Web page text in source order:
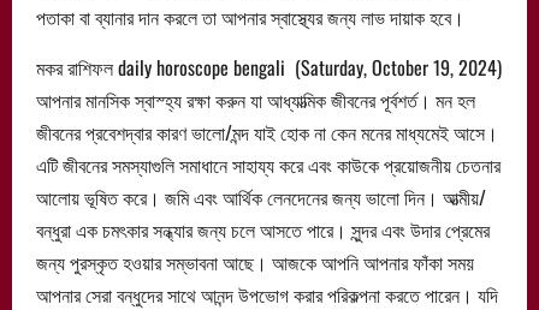
পতাকা বা ব্যানার দান করলে তা আপনার স্বাস্থ্যের জন্য লাভ দায়াক হবে।
মকর রাশিফল daily horoscope bengali (Saturday, October 19, 2024)
আপনার মানসিক স্বাস্হ্য রক্ষা করুন যা আধ্যাত্মিক জীবনের পূর্বশর্ত। মন হল
জীবনের প্রবেশদ্বার কারণ ভালো/মন্দ যাই হোক না কেন মনের মাধ্যমেই আসে।
এটি জীবনের সমস্যাগুলি সমাধানে সাহায্য করে এবং কাউকে প্রয়োজনীয় চেতনার
আলোয় ভূষিত করে। জমি এবং আর্থিক লেনদেনের জন্য ভালো দিন। আত্মীয়/
বন্ধুরা এক চমৎকার সন্ধ্যার জন্য চলে আসতে পারে। সুন্দর এবং উদার প্রেমের
জন্য পুরস্কৃত হওয়ার সম্ভাবনা আছে। আজকে আপনি আপনার ফাঁকা সময়
আপনার সেরা বন্ধুদের সাথে আনন্দ উপভোগ করার পরিকল্পনা করতে পারেন। যদি